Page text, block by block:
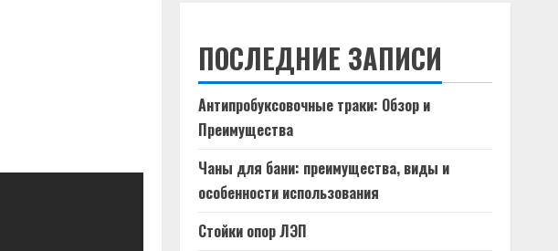
ПОСЛЕДНИЕ ЗАПИСИ
Антипробуксовочные траки: Обзор и
Преимущества
Чаны для бани: преимущества, виды и
особенности использования
Стойки опор ЛЭП